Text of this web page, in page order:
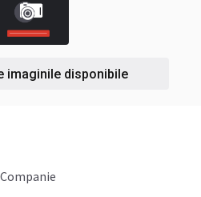
imaginile disponibile
Companie